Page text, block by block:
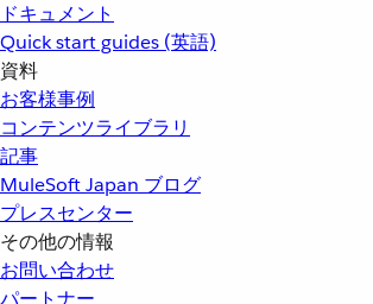
ドキュメント
Quick start guides (英語)
資料
お客様事例
コンテンツライブラリ
記事
MuleSoft Japan ブログ
プレスセンター
その他の情報
お問い合わせ
パートナー